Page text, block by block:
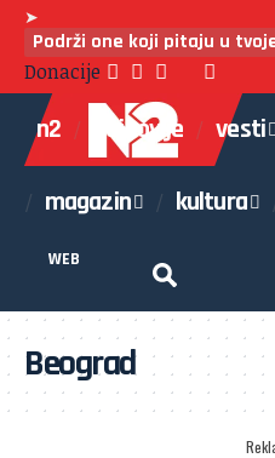
➤
Podrži one koji pitaju u
Donacije
n2 najnovije vesti
magazin kultura
WEB
Beograd